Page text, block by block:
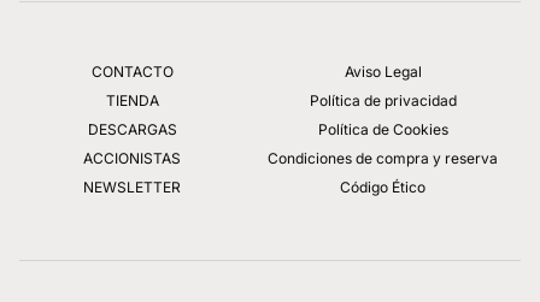
CONTACTO
TIENDA
DESCARGAS
ACCIONISTAS
NEWSLETTER
Aviso Legal
Política de privacidad
Política de Cookies
Condiciones de compra y reserva
Código Ético